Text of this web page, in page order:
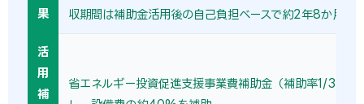
果
収期間は補助金活用後の自己負担ベースで約2年8か月。
活
用
補
省エネルギー投資促進支援事業費補助金（補助率1/3〜1/